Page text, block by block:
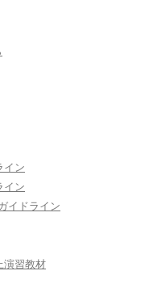
イン
イン
イドライン
演習教材